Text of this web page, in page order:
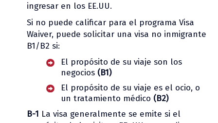
ingresar en los EE.UU.
Si no puede calificar para el programa Visa
Waiver, puede solicitar una visa no inmigrante
B1/B2 si:
El propósito de su viaje son los
negocios (B1)
El propósito de su viaje es el ocio, o
un tratamiento médico (B2)
B-1 La visa generalmente se emite si el